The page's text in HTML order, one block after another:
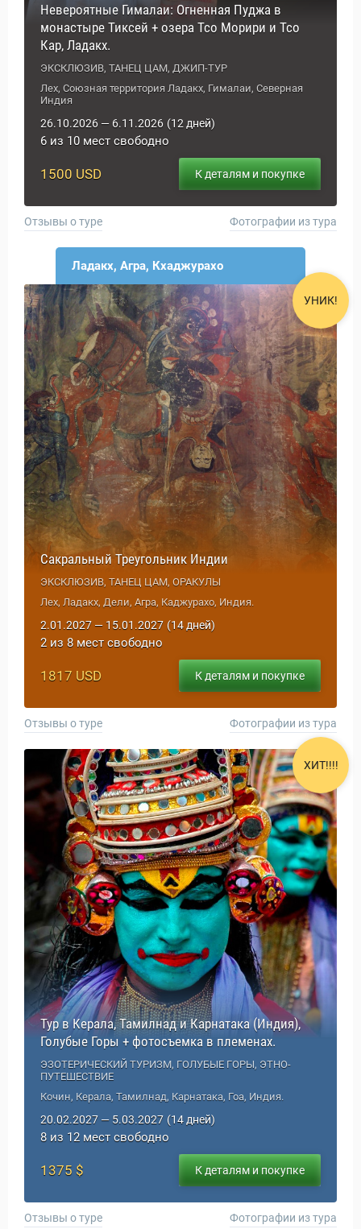
Невероятные Гималаи: Огненная Пуджа в
монастыре Тиксей + озера Тсо Морири и Тсо
Кар, Ладакх.
ЭКСКЛЮЗИВ, ТАНЕЦ ЦАМ, ДЖИП-ТУР
Лех, Союзная территория Ладакх, Гималаи, Северная
Индия
26.10.2026 — 6.11.2026 (12 дней)
6 из 10 мест свободно
1500 USD К деталям и покупке
Отзывы о туре Фотографии из тура
Ладакх, Агра, Кхаджурахо
Сакральный Треугольник Индии
ЭКСКЛЮЗИВ, ТАНЕЦ ЦАМ, ОРАКУЛЫ
Лех, Ладакх, Дели, Агра, Каджурахо, Индия.
2.01.2027 — 15.01.2027 (14 дней)
УНИК!
2 из 8 мест свободно
1817 USD К деталям и покупке
Отзывы о туре Фотографии из тура
Тур в Керала, Тамилнад и Карнатака (Индия),
Голубые Горы + фотосъемка в племенах.
ЭЗОТЕРИЧЕСКИЙ ТУРИЗМ, ГОЛУБЫЕ ГОРЫ, ЭТНО-
ПУТЕШЕСТВИЕ
Кочин, Керала, Тамилнад, Карнатака, Гоа, Индия.
20.02.2027 — 5.03.2027 (14 дней)
ХИТ!!!!
8 из 12 мест свободно
1375 $ К деталям и покупке
Отзывы о туре Фотографии из тура